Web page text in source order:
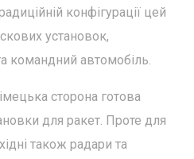
конфігурації цей
установок,
командний автомобіль.
сторона готова
для ракет. Проте для
також радари та